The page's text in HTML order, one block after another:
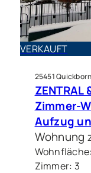
Ellerau
VERKAUFT
25451 Quickborn
ZENTRAL
Zimmer-
Aufzug
Wohnung
Zimmer: 3